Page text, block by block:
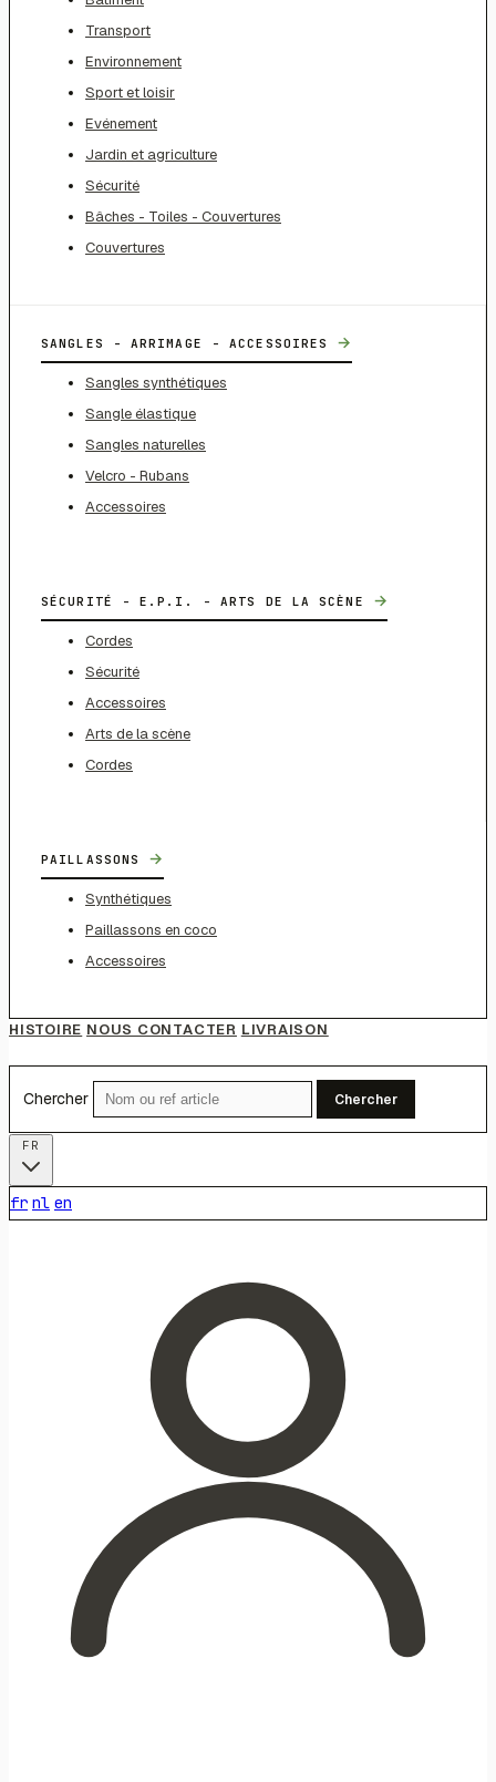
Transport
Environnement
Sport et loisir
Evénement
Jardin et agriculture
Sécurité
Bâches - Toiles - Couvertures
Couvertures
SANGLES - ARRIMAGE - ACCESSOIRES →
Sangles synthétiques
Sangle élastique
Sangles naturelles
Velcro - Rubans
Accessoires
SÉCURITÉ - E.P.I. - ARTS DE LA SCÈNE →
Cordes
Sécurité
Accessoires
Arts de la scène
Cordes
PAILLASSONS →
Synthétiques
Paillassons en coco
Accessoires
HISTOIRE NOUS CONTACTER LIVRAISON
Chercher Chercher
fr nl en